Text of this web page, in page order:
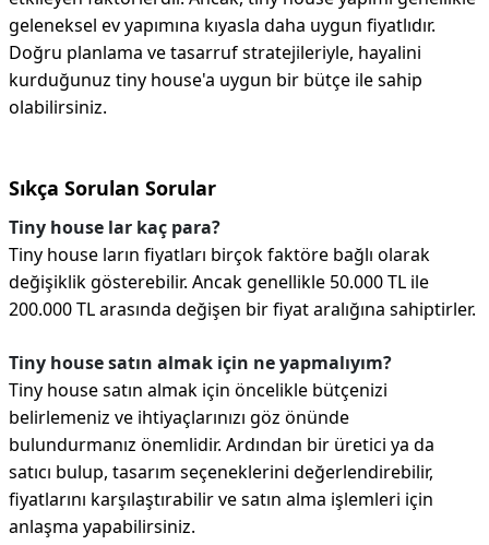
geleneksel ev yapımına kıyasla daha uygun fiyatlıdır.
Doğru planlama ve tasarruf stratejileriyle, hayalini
kurduğunuz tiny house'a uygun bir bütçe ile sahip
olabilirsiniz.
Sıkça Sorulan Sorular
Tiny house lar kaç para?
Tiny house ların fiyatları birçok faktöre bağlı olarak
değişiklik gösterebilir. Ancak genellikle 50.000 TL ile
200.000 TL arasında değişen bir fiyat aralığına sahiptirler.
Tiny house satın almak için ne yapmalıyım?
Tiny house satın almak için öncelikle bütçenizi
belirlemeniz ve ihtiyaçlarınızı göz önünde
bulundurmanız önemlidir. Ardından bir üretici ya da
satıcı bulup, tasarım seçeneklerini değerlendirebilir,
fiyatlarını karşılaştırabilir ve satın alma işlemleri için
anlaşma yapabilirsiniz.